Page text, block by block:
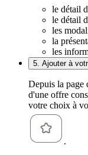
le détail
le détail
les
la
les
5. Ajouter à
Depuis la page
d'une offre
votre choix à
.